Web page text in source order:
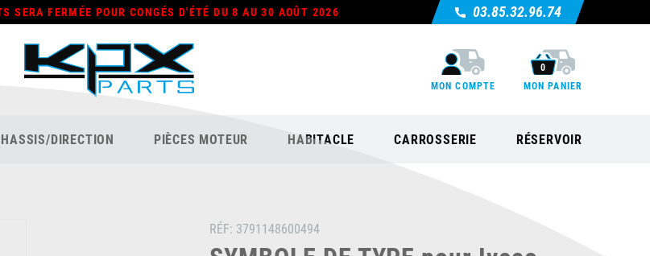
SERA FERMÉE POUR CONGÉS D'ÉTÉ DU 8 AU 30 AOÛT 2026 03.85.32.96.74
MON COMPTE
0
MON PANIER
DIRECTION PIÈCES MOTEUR HABITACLE CARROSSERIE RÉSERVOIR
RÉF: 3791148600494